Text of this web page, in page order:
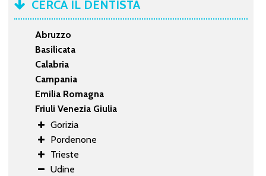
CERCA IL DENTISTA
Abruzzo
Basilicata
Calabria
Campania
Emilia Romagna
Friuli Venezia Giulia
Gorizia
Pordenone
Trieste
Udine